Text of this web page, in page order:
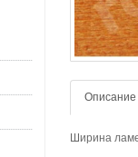
Описание
Ширина